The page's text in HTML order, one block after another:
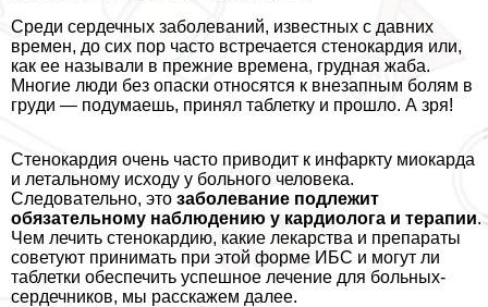
Среди сердечных заболеваний, известных с давних
времен, до сих пор часто встречается стенокардия или,
как ее называли в прежние времена, грудная жаба.
Многие люди без опаски относятся к внезапным болям в
гpyди — подумаешь, принял таблетку и прошло. А зря!
Стенокардия очень часто приводит к инфаркту миокарда
и летальному исходу у больного человека.
Следовательно, это заболевание подлежит
обязательному наблюдению у кардиолога и терапии.
Чем лечить стенокардию, какие лекарства и препараты
советуют принимать при этой форме ИБС и могут ли
таблетки обеспечить успешное лечение для больных-
сердечников, мы расскажем далее.